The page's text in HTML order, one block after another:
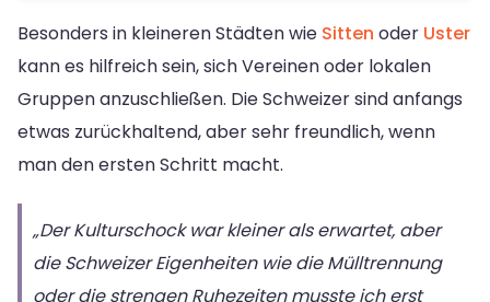
Besonders in kleineren Städten wie Sitten oder Uster
kann es hilfreich sein, sich Vereinen oder lokalen
Gruppen anzuschließen. Die Schweizer sind anfangs
etwas zurückhaltend, aber sehr freundlich, wenn
man den ersten Schritt macht.
„Der Kulturschock war kleiner als erwartet, aber
die Schweizer Eigenheiten wie die Mülltrennung
oder die strengen Ruhezeiten musste ich erst